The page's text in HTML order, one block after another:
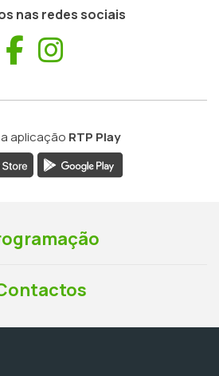
nas redes sociais
Facebook
aplicação RTP Play